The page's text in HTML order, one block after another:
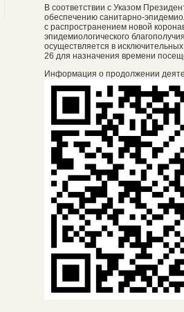
В соответствии с Указом
обеспечению санитарно-
с распространением новой
эпидемиологического
осуществляется в
26 для назначения времени
Информация о продолжении